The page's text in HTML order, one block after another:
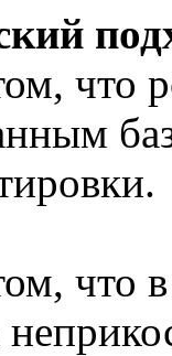
что
что